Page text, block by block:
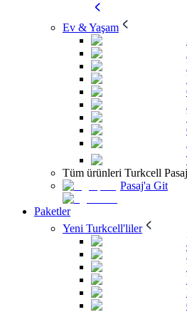
Ev & Yaşam
Tüm ürünleri Turkcell
Pasaj'a Git
Paketler
Yeni Turkcell'liler